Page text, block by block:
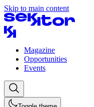
Skip to main content
Magazine
Opportunities
Events